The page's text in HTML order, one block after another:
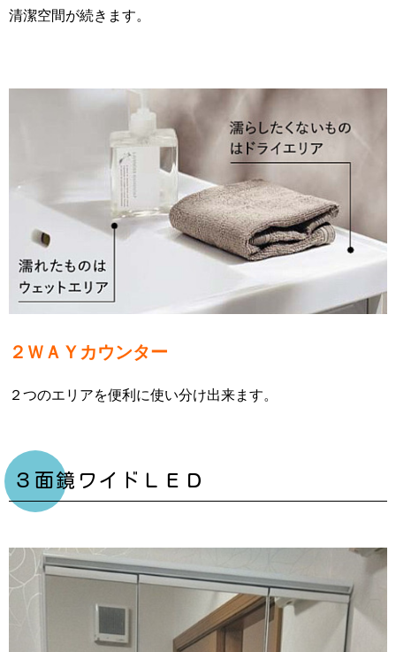
清潔空間が続きます。
２ＷＡＹカウンター
２つのエリアを便利に使い分け出来ます。
３面鏡ワイドＬＥＤ